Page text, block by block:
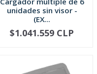
unidades sin visor -
(EX...
AGOTADO
$1.041.559 CLP